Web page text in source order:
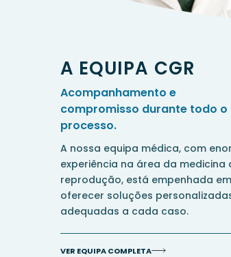
A EQUIPA CGR
Acompanhamento e
compromisso durante todo o
processo.
A nossa equipa médica, com
experiência na área da medicina
reprodução, está empenhada em
oferecer soluções
adequadas a cada caso.
VER EQUIPA COMPLETA